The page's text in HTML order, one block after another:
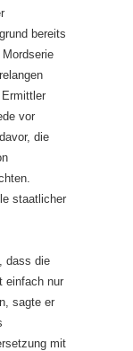
bereits
vor
die
staatlicher
dass die
einfach nur
sagte er
mit